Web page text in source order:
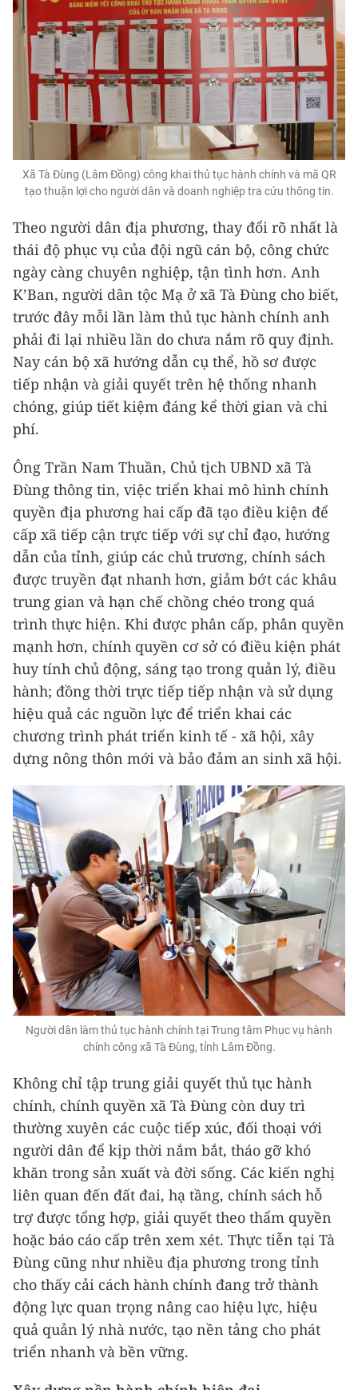
Xã Tà Đùng (Lâm Đồng) công khai thủ tục hành chính và mã QR
tạo thuận lợi cho người dân và doanh nghiệp tra cứu thông tin.
Theo người dân địa phương, thay đổi rõ nhất là
thái độ phục vụ của đội ngũ cán bộ, công chức
ngày càng chuyên nghiệp, tận tình hơn. Anh
K’Ban, người dân tộc Mạ ở xã Tà Đùng cho biết,
trước đây mỗi lần làm thủ tục hành chính anh
phải đi lại nhiều lần do chưa nắm rõ quy định.
Nay cán bộ xã hướng dẫn cụ thể, hồ sơ được
tiếp nhận và giải quyết trên hệ thống nhanh
chóng, giúp tiết kiệm đáng kể thời gian và chi
phí.
Ông Trần Nam Thuần, Chủ tịch UBND xã Tà
Đùng thông tin, việc triển khai mô hình chính
quyền địa phương hai cấp đã tạo điều kiện để
cấp xã tiếp cận trực tiếp với sự chỉ đạo, hướng
dẫn của tỉnh, giúp các chủ trương, chính sách
được truyền đạt nhanh hơn, giảm bớt các khâu
trung gian và hạn chế chồng chéo trong quá
trình thực hiện. Khi được phân cấp, phân quyền
mạnh hơn, chính quyền cơ sở có điều kiện phát
huy tính chủ động, sáng tạo trong quản lý, điều
hành; đồng thời trực tiếp tiếp nhận và sử dụng
hiệu quả các nguồn lực để triển khai các
chương trình phát triển kinh tế - xã hội, xây
dựng nông thôn mới và bảo đảm an sinh xã hội.
Người dân làm thủ tục hành chính tại Trung tâm Phục vụ hành
chính công xã Tà Đùng, tỉnh Lâm Đồng.
Không chỉ tập trung giải quyết thủ tục hành
chính, chính quyền xã Tà Đùng còn duy trì
thường xuyên các cuộc tiếp xúc, đối thoại với
người dân để kịp thời nắm bắt, tháo gỡ khó
khăn trong sản xuất và đời sống. Các kiến nghị
liên quan đến đất đai, hạ tầng, chính sách hỗ
trợ được tổng hợp, giải quyết theo thẩm quyền
hoặc báo cáo cấp trên xem xét. Thực tiễn tại Tà
Đùng cũng như nhiều địa phương trong tỉnh
cho thấy cải cách hành chính đang trở thành
động lực quan trọng nâng cao hiệu lực, hiệu
quả quản lý nhà nước, tạo nền tảng cho phát
triển nhanh và bền vững.